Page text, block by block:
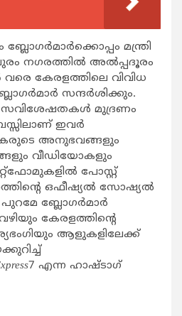
മന്ത്രി
നഗരത്തില്‍ അല്‍പ്പദൂരം
കേരളത്തിലെ വിവിധ
സന്ദര്‍ശിക്കും.
സവിശേഷതകള്‍ മുദ്രണം
ഇവര്‍
അനുഭവങ്ങളും
വീഡിയോകളും
പോസ്റ്റ്
ഒഫീഷ്യല്‍ സോഷ്യല്‍
ബ്ലോഗര്‍മാര്‍
കേരളത്തിന്‍റെ
ആളുകളിലേക്ക്
7 എന്ന ഹാഷ്ടാഗ്